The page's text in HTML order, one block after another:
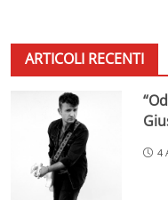
ARTICOLI RECENTI
4